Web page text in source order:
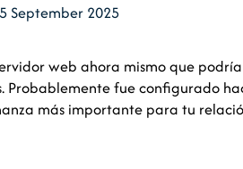
September 2025
web ahora mismo que
Probablemente fue configurado
más importante para tu